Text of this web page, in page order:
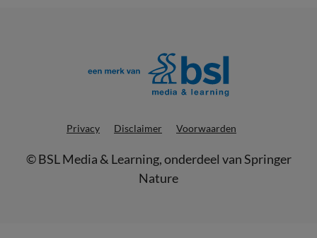
Privacy Disclaimer Voorwaarden
©BSL Media & Learning, onderdeel vanSpringer
Nature